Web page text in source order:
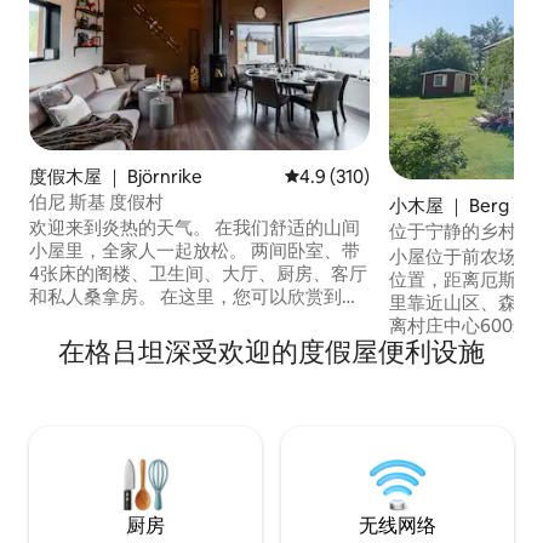
度假木屋 ｜ Björnrike 平均评分 4.9 分（满分 5 分），
4.9 (310)
伯尼 斯基 度假村
欢迎来到炎热的天气。 在我们舒适的山间
小屋里，全家人一起放松。 两间卧室、带
4张床的阁楼、卫生间、大厅、厨房、客厅
和私人桑拿房。 在这里，您可以欣赏到山
Blästervallen约1公里，提供完美冬季度假
所需的所有服务。 距离Vemdalen By 5分
小木屋 ｜ Berg N
位于宁静的乡村环
小屋位于前农场，位置优
位置，距离厄斯特
里靠近山区、森林
离村庄中心600米
糕点店、加油站、
中心等。 学校有
在格吕坦深受欢迎的度假屋便利设施
厨房 无线网络